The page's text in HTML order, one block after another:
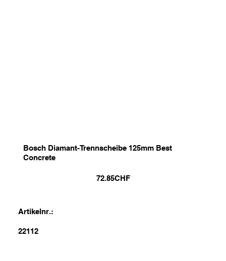
Bosch Diamant-Trennscheibe 125mm Best
Concrete
72.85CHF
Artikelnr.:
22112